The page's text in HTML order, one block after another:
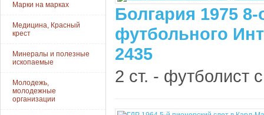
Марки на марках
Медицина, Красный
крест
Минералы и полезные
ископаемые
Молодежь,
молодежные
организации
Болгария 1975 8-
футбольного
2435
2 ст. - футболист